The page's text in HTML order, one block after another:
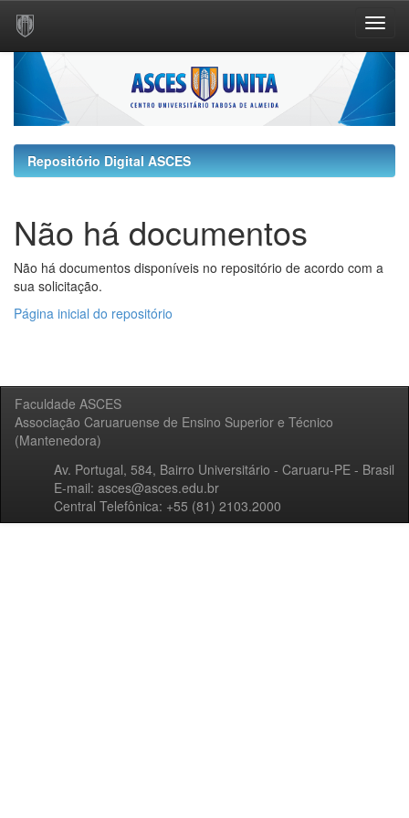
Skip
navigation
Repositório Digital ASCES
Não há documentos
Não há documentos disponíveis no repositório de acordo com a
sua solicitação.
Página inicial do repositório
Faculdade ASCES
Associação Caruaruense de Ensino Superior e Técnico
(Mantenedora)
Av. Portugal, 584, Bairro Universitário - Caruaru-PE - Brasil
E-mail: asces@asces.edu.br
Central Telefônica: +55 (81) 2103.2000